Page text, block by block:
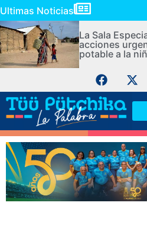
Ultimas Noticias
La Sala
acciones
potable a la